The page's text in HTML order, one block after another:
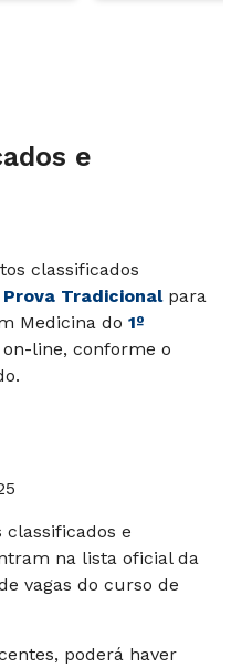
e
classificados
Tradicional para
Medicina do 1º
on-line, conforme o
classificados e
na lista oficial da
vagas do curso de
poderá haver